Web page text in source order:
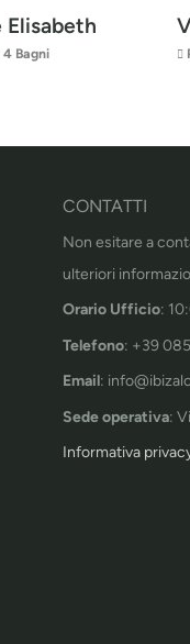
4 Bagni
CONTATTI
Non esitare a
ulteriori
Orario Ufficio:
Telefono: +39
Email:
Sede operativa:
Informativa